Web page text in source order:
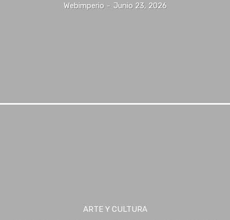
Webimperio - Junio 23, 2026
ARTE Y CULTURA